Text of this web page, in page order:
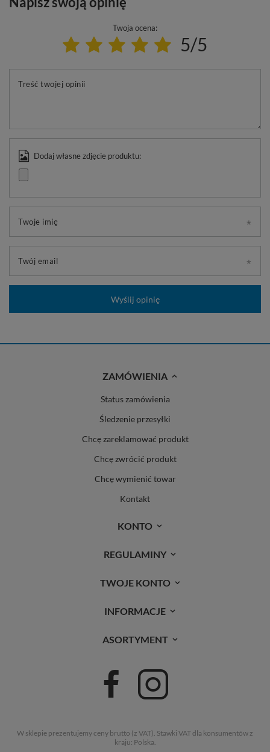
Twoja ocena:
5/5
Treść twojej opinii
Dodaj własne zdjęcie produktu:
Twoje imię
Twój email
Wyślij opinię
ZAMÓWIENIA
Status zamówienia
Śledzenie przesyłki
Chcę zareklamować produkt
Chcę zwrócić produkt
Chcę wymienić towar
Kontakt
KONTO
REGULAMINY
TWOJE KONTO
INFORMACJE
ASORTYMENT
W sklepie prezentujemy ceny brutto (z VAT). Stawki VAT dla konsumentów z
kraju: Polska.